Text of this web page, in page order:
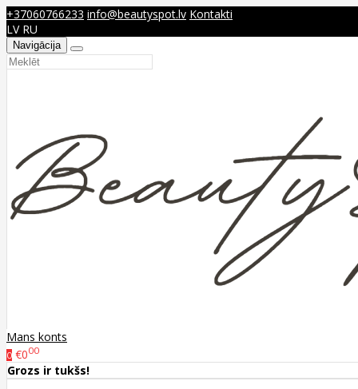
+37060766233 info@beautyspot.lv Kontakti
LV RU
Navigācija
Mans konts
0 €000
Grozs ir tukšs!